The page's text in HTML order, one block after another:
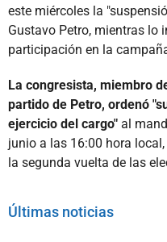
este miércoles la
Gustavo Petro, mientras lo
participación en la
La congresista, miembro
partido de Petro, ordenó
ejercicio del cargo" al
junio a las 16:00 hora
la segunda vuelta de las
Últimas noticias